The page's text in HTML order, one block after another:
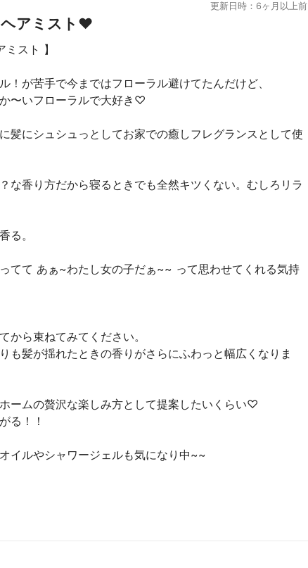
更新日時：6ヶ月以上前
ヘアミスト❤︎
スト 】
！が苦手で今まではフローラル避けてたんだけど、
〜いフローラルで大好き♡
髪にシュシュっとしてお家での癒しフレグランスとして使
な香り方だから寝るときでも全然キツくない。むしろリラ
る。
てて あぁ~わたし女の子だぁ~~ って思わせてくれる気持
から束ねてみてください。
も髪が揺れたときの香りがさらにふわっと幅広くなりま
ームの贅沢な楽しみ方として提案したいくらい♡
る！！
イルやシャワージェルも気になり中~~